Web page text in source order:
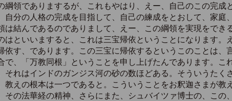
領でありまするが、これもやはり、えー、自己のこの完成
分の人格の完成を目指して、自己の練成をとおして、家庭
結んであるのでありまして、えー、この綱領を実現をでき
といいますると、これは三宝帰依ということになります。
す、であります。この三宝に帰依するというこのことは、
、「万教同根」ということを申し上げたんであります。こ
れはインドのガンジス河の砂の数ほどある。そういうたく
えの根本は一つであると。こういうことをお釈迦さまが教
の法華経の精神、さらにまた、シュバイツァ博士の、この